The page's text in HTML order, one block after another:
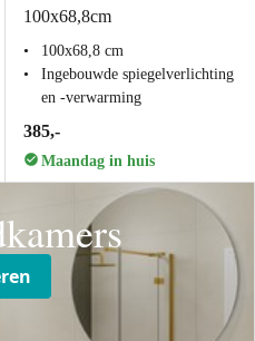
100x68,8cm
100x68,8 cm
Ingebouwde spiegelverlichting
en -verwarming
385,-
Maandag in huis